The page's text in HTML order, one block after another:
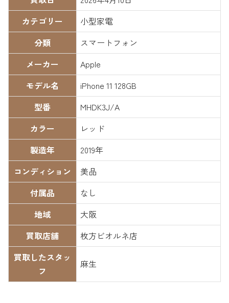
カテゴリー
小型家電
分類
スマートフォン
メーカー
Apple
モデル名
iPhone 11 128GB
型番
MHDK3J/A
カラー
レッド
製造年
2019年
コンディション
美品
付属品
なし
地域
大阪
買取店舗
枚方ビオルネ店
買取したスタッ
フ
麻生